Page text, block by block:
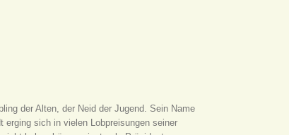
der Alten, der Neid der Jugend. Sein Name
sich in vielen Lobpreisungen seiner